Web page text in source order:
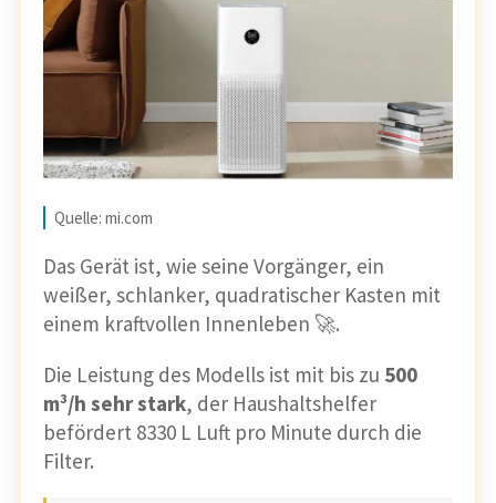
Quelle: mi.com
Das Gerät ist, wie seine Vorgänger, ein
weißer, schlanker, quadratischer Kasten mit
einem kraftvollen Innenleben 🚀.
Die Leistung des Modells ist mit bis zu 500
m³/h sehr stark, der Haushaltshelfer
befördert 8330 L Luft pro Minute durch die
Filter.